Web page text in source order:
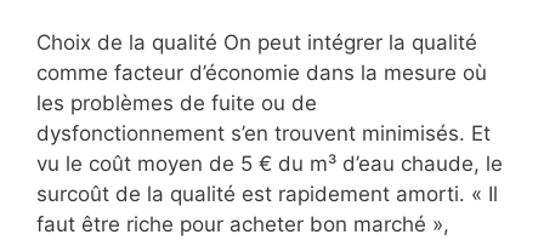
Choix de la qualité On peut intégrer la qualité
comme facteur d’économie dans la mesure où
les problèmes de fuite ou de
dysfonctionnement s’en trouvent minimisés. Et
vu le coût moyen de 5 € du m³ d’eau chaude, le
surcoût de la qualité est rapidement amorti. « Il
faut être riche pour acheter bon marché »,